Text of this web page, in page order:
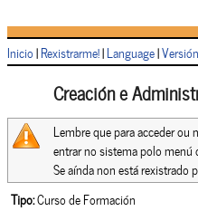
Inicio|Rexistrarme!|Language|
Creación e
Lembre que para acceder ou
entrar no sistema polo menú
Se aínda non está rexistrado
Tipo:Curso de Formación